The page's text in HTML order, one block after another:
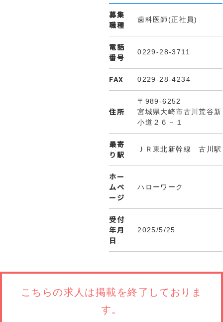
募集
職種
歯科医師(正社員)
電話
番号
0229-28-3711
FAX 0229-28-4234
住所
〒989-6252
宮城県大崎市古川荒谷新
小道２６－１
最寄
り駅
ＪＲ東北新幹線 古川駅
ホー
ムペ
ージ
ハローワーク
受付
年月
日
2025/5/25
こちらの求人は掲載を終了しておりま
す。